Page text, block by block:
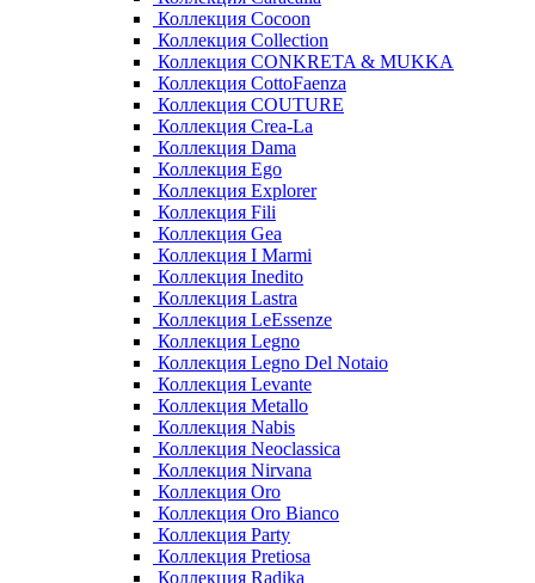
Коллекция Cocoon
Коллекция Collection
Коллекция CONKRETA & MUKKA
Коллекция CottoFaenza
Коллекция COUTURE
Коллекция Crea-La
Коллекция Dama
Коллекция Ego
Коллекция Explorer
Коллекция Fili
Коллекция Gea
Коллекция I Marmi
Коллекция Inedito
Коллекция Lastra
Коллекция LeEssenze
Коллекция Legno
Коллекция Legno Del Notaio
Коллекция Levante
Коллекция Metallo
Коллекция Nabis
Коллекция Neoclassica
Коллекция Nirvana
Коллекция Oro
Коллекция Oro Bianco
Коллекция Party
Коллекция Pretiosa
Коллекция Radika